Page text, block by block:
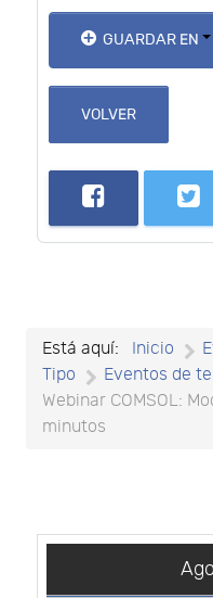
GUARDAR EN
VOLVER
Está aquí: Inicio
Tipo
Eventos de
Webinar COMSOL:
minutos